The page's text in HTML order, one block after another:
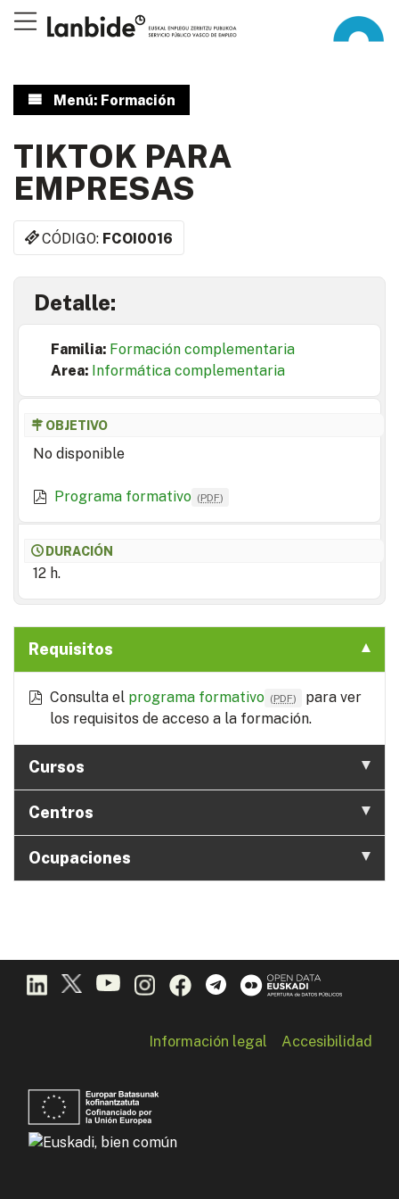
Menú: Formación
TIKTOK PARA
EMPRESAS
CÓDIGO: FCOI0016
Detalle:
Familia: Formación complementaria
Area: Informática complementaria
OBJETIVO
No disponible
Programa formativo (PDF)
DURACIÓN
12 h.
Requisitos
Consulta el programa formativo (PDF)
para ver
los requisitos de acceso a la formación.
Cursos
Centros
Ocupaciones
Información legal Accesibilidad